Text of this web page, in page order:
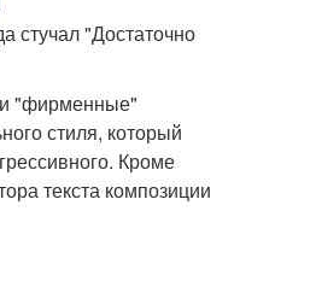
стучал "Достаточно
"фирменные"
стиля, который
Кроме
текста композиции